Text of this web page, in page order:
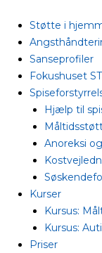
indholdet
Støtte i
Sanseprofiler
Fokushuset
Hjælp til
Anoreksi
Kurser
Kursus:
Kursus:
Priser